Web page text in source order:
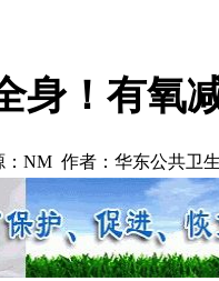
身！有氧
：NM 作者：华东公共卫